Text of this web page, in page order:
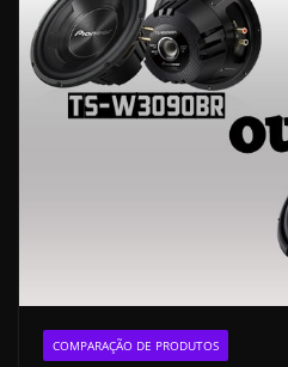
COMPARAÇÃO DE PRODUTOS